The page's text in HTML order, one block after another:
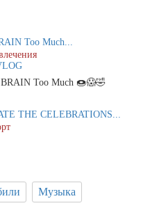
Музыка
Too Much...
BRAIN Too Much 🍩😱🤣
THE CELEBRATIONS...